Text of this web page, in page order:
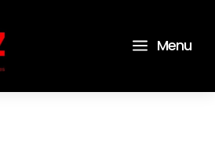
a Menu